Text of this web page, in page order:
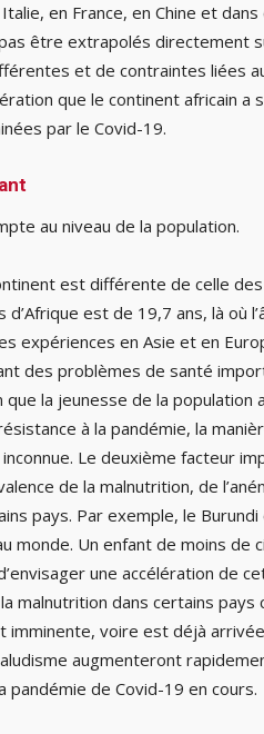
en France, en Chine et dans
être extrapolés directement
et de contraintes liées
que le continent africain a
par le Covid-19.
au niveau de la population.
est différente de celle
est de 19,7 ans, là où
expériences en Asie et en
des problèmes de santé
la jeunesse de la population
à la pandémie, la
Le deuxième facteur
de la malnutrition, de
pays. Par exemple, le
monde. Un enfant de moins de
une accélération de
malnutrition dans certains pays
imminente, voire est déjà
augmenteront
de Covid-19 en cours.